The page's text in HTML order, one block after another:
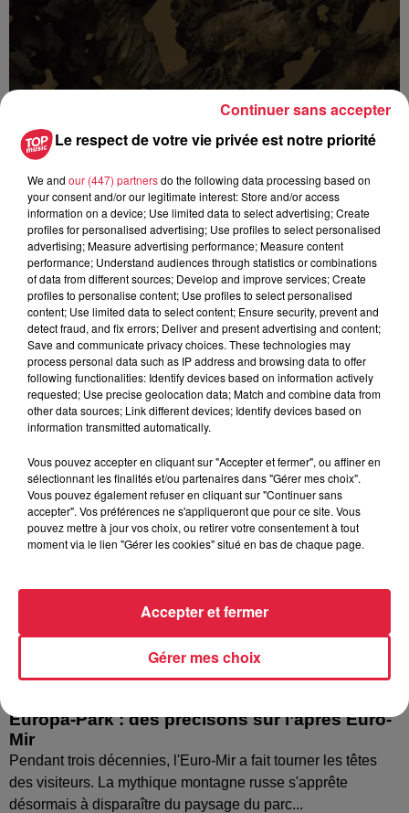
Les dernières infos sur la venue du pape à
Metz en septembre
Du 25 au 28 septembre, le pape Léon XIV fera son premier
voyage apostolique en France. Après une étape à Paris puis
à Lourdes, il se rendra à Metz, où il...
Europa-Park : des précisons sur l’après Euro-
Mir
Pendant trois décennies, l'Euro-Mir a fait tourner les têtes
des visiteurs. La mythique montagne russe s'apprête
désormais à disparaître du paysage du parc...
Le respect de votre vie privée est notre priorité
We and our (447) partnersdo the following data processing based on
your consent and/or our legitimate interest: Store and/or access
information on a device; Use limited data to select advertising; Create
profiles for personalised advertising; Use profiles to select personalised
advertising; Measure advertising performance; Measure content
performance; Understand audiences through statistics or combinations
of data from different sources; Develop and improve services; Create
profiles to personalise content; Use profiles to select personalised
content; Use limited data to select content; Ensure security, prevent and
detect fraud, and fix errors; Deliver and present advertising and content;
Save and communicate privacy choices. These technologies may
process personal data such as IP address and browsing data to offer
following functionalities: Identify devices based on information actively
requested; Use precise geolocation data; Match and combine data from
other data sources; Link different devices; Identify devices based on
information transmitted automatically.
Vous pouvez accepter en cliquant sur "Accepter et fermer", ou affiner en
sélectionnant les finalités et/ou partenaires dans "Gérer mes choix".
Vous pouvez également refuser en cliquant sur "Continuer sans
accepter". Vos préférences ne s'appliqueront que pour ce site. Vous
pouvez mettre à jour vos choix, ou retirer votre consentement à tout
moment via le lien "Gérer les cookies" situé en bas de chaque page.
Gérer mes choix
Accepter et fermer
Continuer sans accepter